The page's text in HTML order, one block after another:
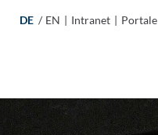
DE / EN | Intranet | Portale